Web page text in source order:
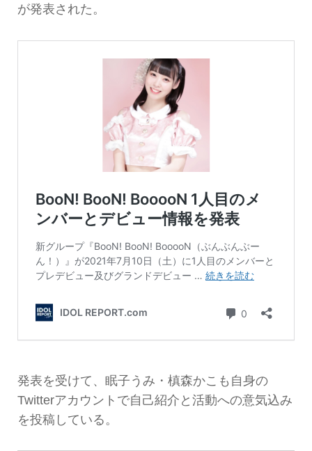
が発表された。
発表を受けて、眠子うみ・槙森かこも自身の
Twitterアカウントで自己紹介と活動への意気込み
を投稿している。